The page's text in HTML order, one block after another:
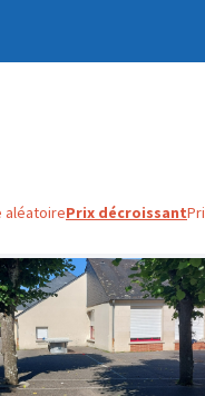
aléatoirePrix décroissant